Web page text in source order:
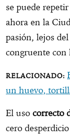
se puede
ahora en la
pasión, lejos
congruente con
un huevo,
El uso correcto
cero